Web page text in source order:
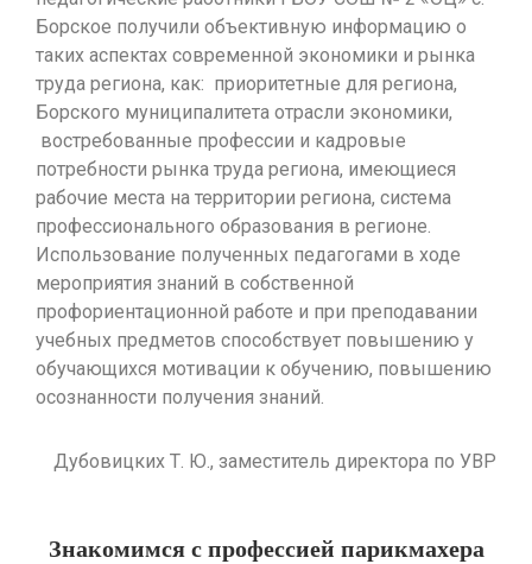
Борское получили объективную информацию о
таких аспектах современной экономики и рынка
труда региона, как: приоритетные для региона,
Борского муниципалитета отрасли экономики,
востребованные профессии и кадровые
потребности рынка труда региона, имеющиеся
рабочие места на территории региона, система
профессионального образования в регионе.
Использование полученных педагогами в ходе
мероприятия знаний в собственной
профориентационной работе и при преподавании
учебных предметов способствует повышению у
обучающихся мотивации к обучению, повышению
осознанности получения знаний.
Дубовицких Т. Ю., заместитель директора по УВР
Знакомимся с профессией парикмахера